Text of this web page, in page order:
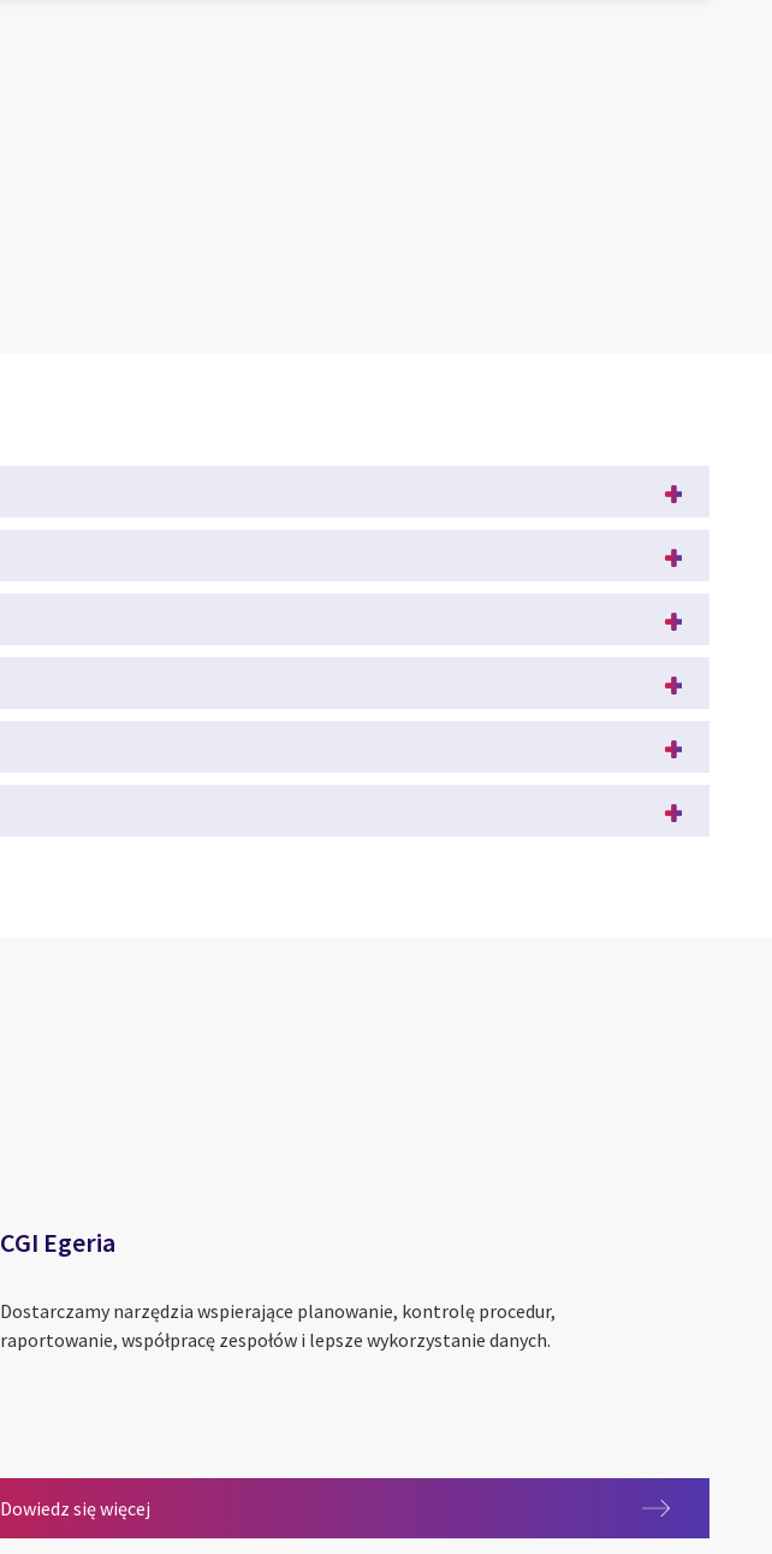
CGI Egeria
Dostarczamy narzędzia wspierające planowanie, kontrolę procedur,
raportowanie, współpracę zespołów i lepsze wykorzystanie danych.
Dowiedz się więcej